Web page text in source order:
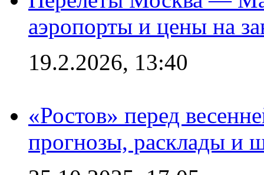
аэропорты и цены на
19.2.2026, 13:40
«Ростов» перед
прогнозы, расклады и